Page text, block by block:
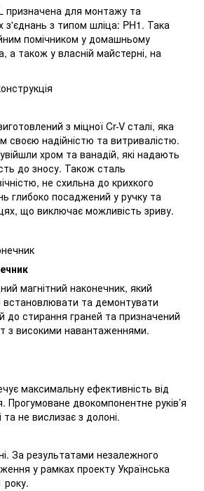
призначена для монтажу та
з'єднань з типом шліца: PH1. Така
помічником у домашньому
а також у власній майстерні, на
з міцної Cr-V сталі, яка
своєю надійністю та витривалістю.
хром та ванадій, які надають
до зносу. Також сталь
не схильна до крихкого
глибоко посаджений у ручку та
що виключає можливість зриву.
магнітний наконечник, який
та демонтувати
до стирання граней та призначений
з високими навантаженнями.
максимальну ефективність від
Прогумоване двокомпонентне руків’я
не вислизає з долоні.
За результатами незалежного
у рамках проекту Українська
року.